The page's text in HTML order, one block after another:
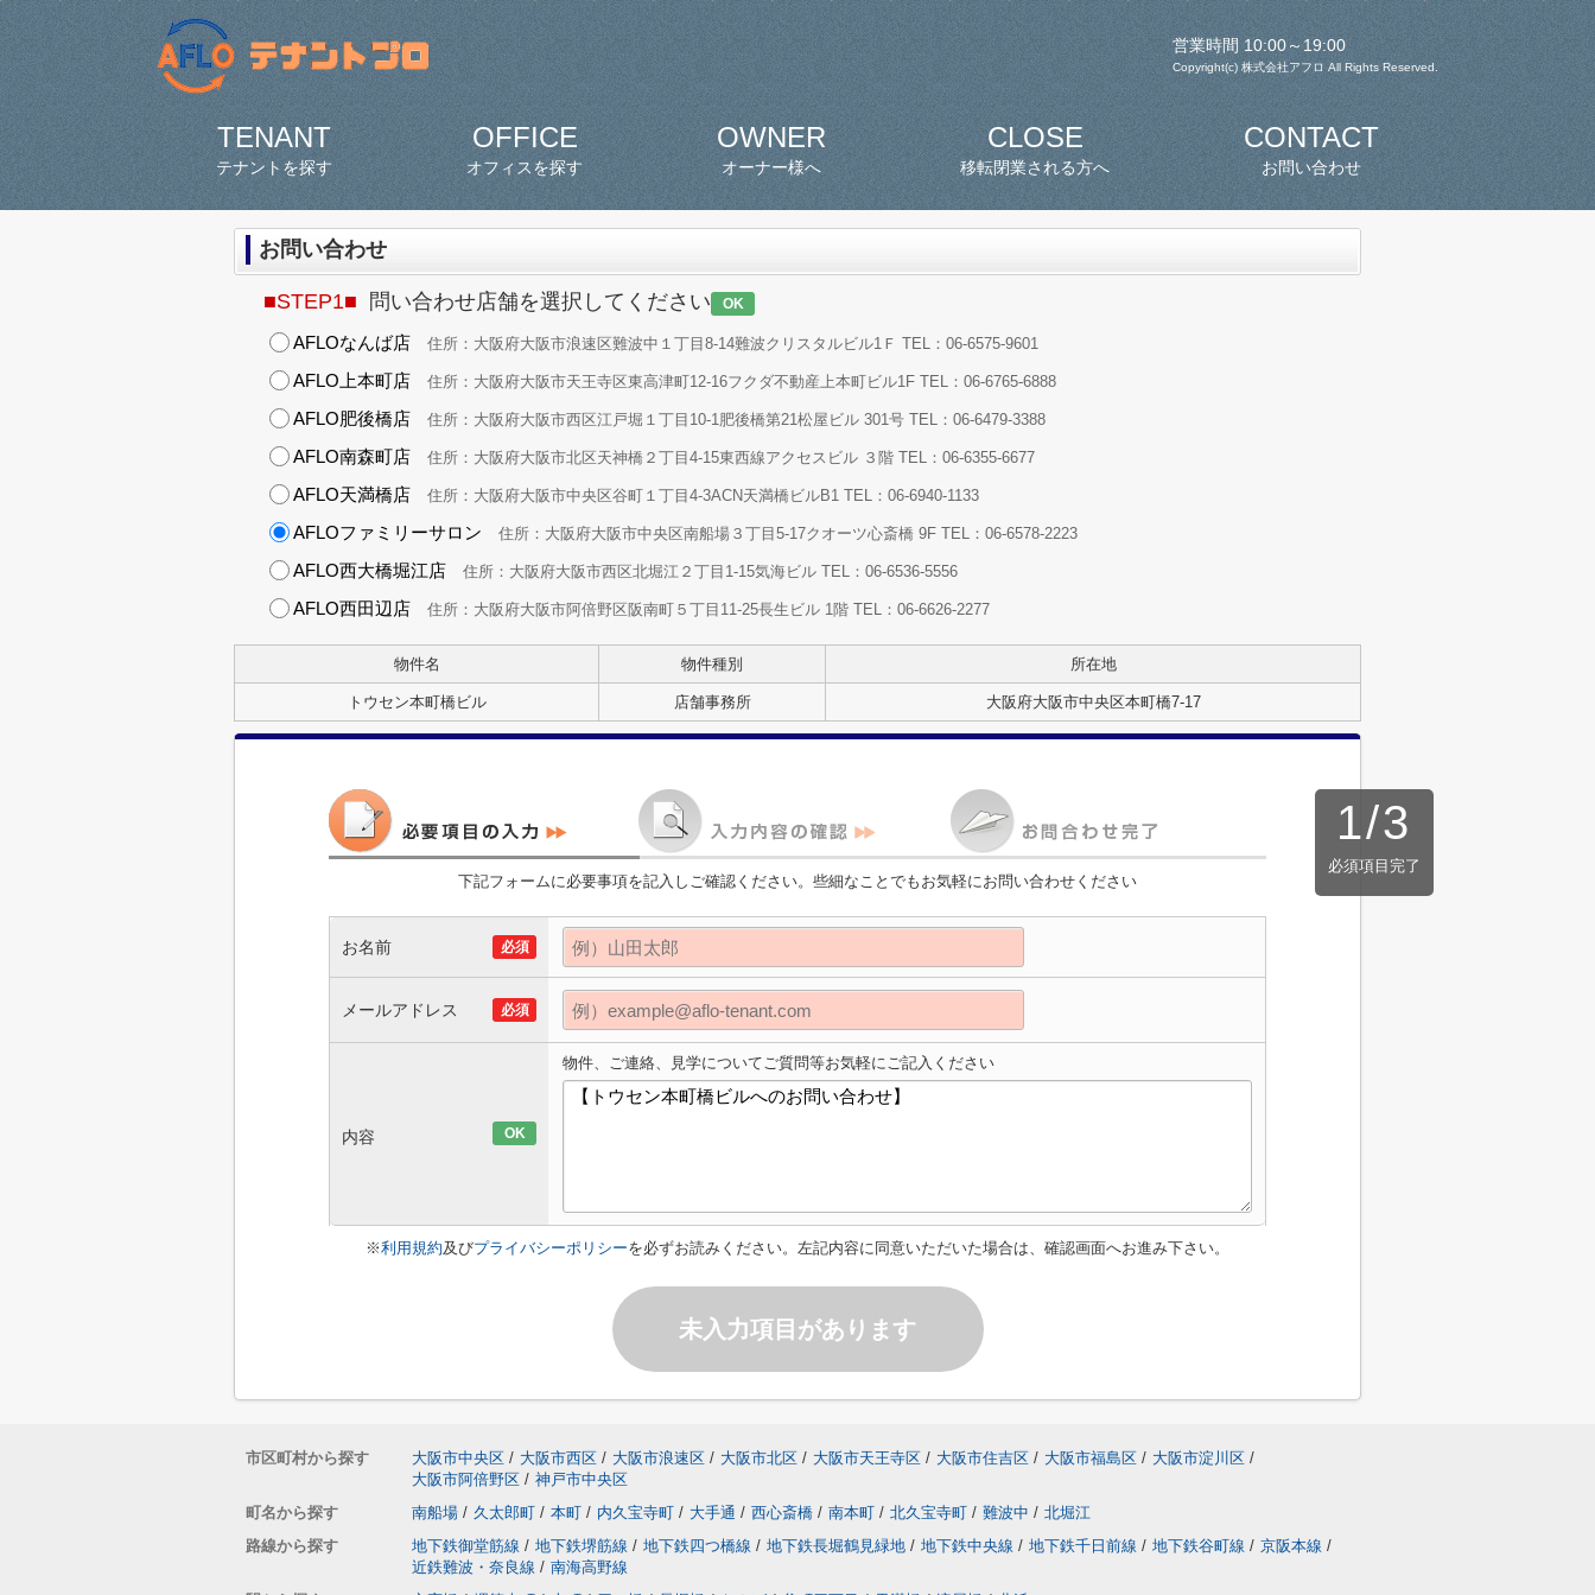
営業時間 10:00～19:00
Copyright(c) 株式会社アフロ All Rights Reserved.
TENANT
テナントを探す
OFFICE
オフィスを探す
OWNER
オーナー様へ
CLOSE
移転閉業される方へ
CONTACT
お問い合わせ
お問い合わせ
■STEP1■ 問い合わせ店舗を選択してください OK
AFLOなんば店 住所：大阪府大阪市浪速区難波中１丁目8-14難波クリスタルビル1Ｆ TEL：06-6575-9601
AFLO上本町店 住所：大阪府大阪市天王寺区東高津町12-16フクダ不動産上本町ビル1F TEL：06-6765-6888
AFLO肥後橋店 住所：大阪府大阪市西区江戸堀１丁目10-1肥後橋第21松屋ビル 301号 TEL：06-6479-3388
AFLO南森町店 住所：大阪府大阪市北区天神橋２丁目4-15東西線アクセスビル ３階 TEL：06-6355-6677
AFLO天満橋店 住所：大阪府大阪市中央区谷町１丁目4-3ACN天満橋ビルB1 TEL：06-6940-1133
AFLOファミリーサロン 住所：大阪府大阪市中央区南船場３丁目5-17クオーツ心斎橋 9F TEL：06-6578-2223
AFLO西大橋堀江店 住所：大阪府大阪市西区北堀江２丁目1-15気海ビル TEL：06-6536-5556
AFLO西田辺店 住所：大阪府大阪市阿倍野区阪南町５丁目11-25長生ビル 1階 TEL：06-6626-2277
物件名 物件種別 所在地
トウセン本町橋ビル 店舗事務所 大阪府大阪市中央区本町橋7-17
1/3
必須項目完了
下記フォームに必要事項を記入しご確認ください。些細なことでもお気軽にお問い合わせください
お名前 必須
メールアドレス 必須
内容 OK
物件、ご連絡、見学についてご質問等お気軽にご記入ください
※利用規約及びプライバシーポリシーを必ずお読みください。左記内容に同意いただいた場合は、確認画面へお進み下さい。
未入力項目があります
市区町村から探す 大阪市中央区 / 大阪市西区 / 大阪市浪速区 / 大阪市北区 / 大阪市天王寺区 / 大阪市住吉区 / 大阪市福島区 / 大阪市淀川区 /
大阪市阿倍野区 / 神戸市中央区
町名から探す
南船場 / 久太郎町 / 本町 / 内久宝寺町 / 大手通 / 西心斎橋 / 南本町 / 北久宝寺町 / 難波中 / 北堀江
路線から探す
地下鉄御堂筋線 / 地下鉄堺筋線 / 地下鉄四つ橋線 / 地下鉄長堀鶴見緑地 / 地下鉄中央線 / 地下鉄千日前線 / 地下鉄谷町線 / 京阪本線 /
近鉄難波・奈良線 / 南海高野線